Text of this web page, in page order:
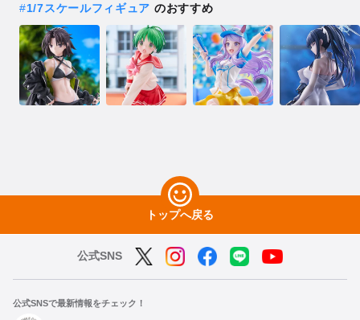
#1/7スケールフィギュア のおすすめ
トップへ戻る
公式SNS
公式SNSで最新情報をチェック！